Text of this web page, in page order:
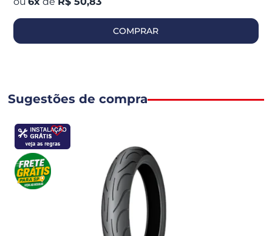
COMPRAR
Sugestões de compra